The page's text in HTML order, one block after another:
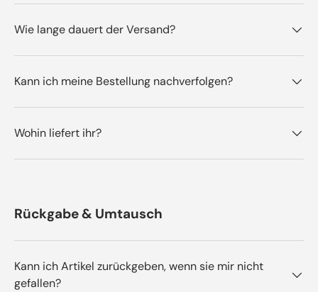
Wie lange dauert der Versand?
Kann ich meine Bestellung nachverfolgen?
Wohin liefert ihr?
Rückgabe & Umtausch
Kann ich Artikel zurückgeben, wenn sie mir nicht
gefallen?